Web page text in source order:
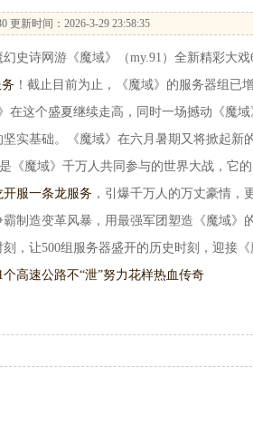
更新时间：2026-3-29 23:58:35
诗网游《魔域》（my.91）全新精彩大戏
！截止目前为止，《魔域》的服务器组已
在这个盛夏继续走高，同时一场撼动《魔
实基础。《魔域》在六月暑期又将掀起新
《魔域》千万人共同参与的世界大战，它的
开服一条龙服务 ，引爆千万人的万丈豪情，
制造变革风暴，用最强军团塑造《魔域》
，让500组服务器盛开的历史时刻，迎接《
个高速公路不“泄”努力花样热血传奇